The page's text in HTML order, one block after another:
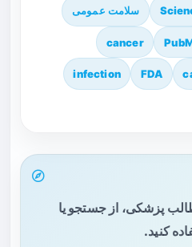
سلامت عمومی
cancer
FDA
infection
پزشکی، از جستجو یا
کنید.